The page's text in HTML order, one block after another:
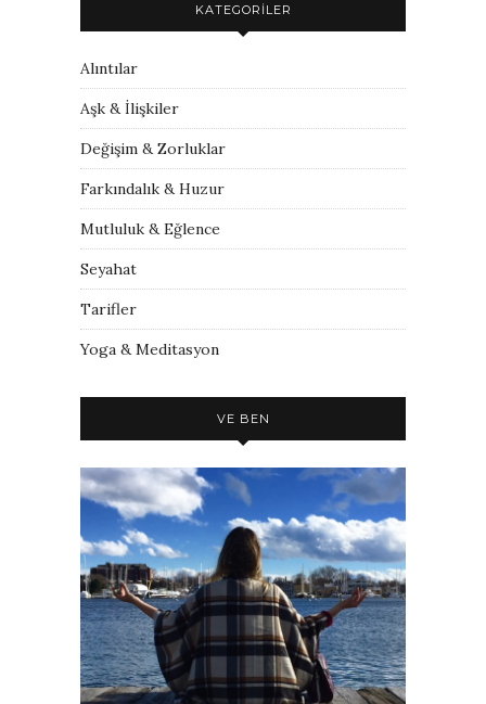
KATEGORILER
Alıntılar
Aşk & İlişkiler
Değişim & Zorluklar
Farkındalık & Huzur
Mutluluk & Eğlence
Seyahat
Tarifler
Yoga & Meditasyon
VE BEN